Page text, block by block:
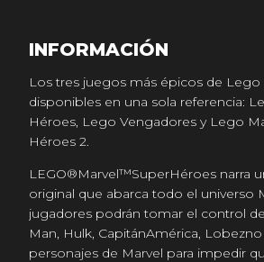
INFORMACIÓN
Los tres juegos más épicos de Lego
disponibles en una sola referencia:
Héroes, Lego Vengadores y Lego
Héroes 2.
LEGO®Marvel™SuperHéroes narra
original que abarca todo el universo
jugadores podrán tomar el control
Man, Hulk, CapitánAmérica,
personajes de Marvel para impedir